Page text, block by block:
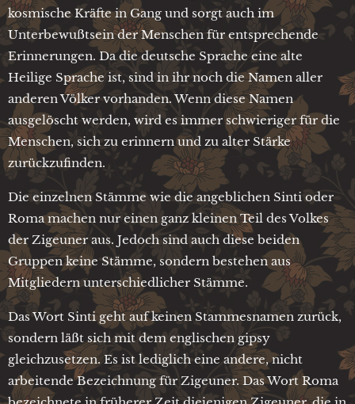
kosmische Kräfte in Gang und sorgt auch im
Unterbewußtsein der Menschen für entsprechende
Erinnerungen. Da die deutsche Sprache eine alte
Heilige Sprache ist, sind in ihr noch die Namen aller
anderen Völker vorhanden. Wenn diese Namen
ausgelöscht werden, wird es immer schwieriger für die
Menschen, sich zu erinnern und zu alter Stärke
zurückzufinden.
Die einzelnen Stämme wie die angeblichen Sinti oder
Roma machen nur einen ganz kleinen Teil des Volkes
der Zigeuner aus. Jedoch sind auch diese beiden
Gruppen keine Stämme, sondern bestehen aus
Mitgliedern unterschiedlicher Stämme.
Das Wort Sinti geht auf keinen Stammesnamen zurück,
sondern läßt sich mit dem englischen gipsy
gleichzusetzen. Es ist lediglich eine andere, nicht
arbeitende Bezeichnung für Zigeuner. Das Wort Roma